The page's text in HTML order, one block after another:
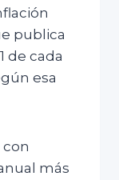
publica
de cada
esa
con
más